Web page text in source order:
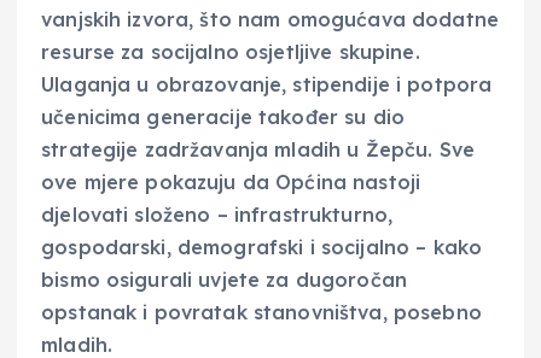
vanjskih izvora, što nam omogućava dodatne
resurse za socijalno osjetljive skupine.
Ulaganja u obrazovanje, stipendije i potpora
učenicima generacije također su dio
strategije zadržavanja mladih u Žepču. Sve
ove mjere pokazuju da Općina nastoji
djelovati složeno – infrastrukturno,
gospodarski, demografski i socijalno – kako
bismo osigurali uvjete za dugoročan
opstanak i povratak stanovništva, posebno
mladih.